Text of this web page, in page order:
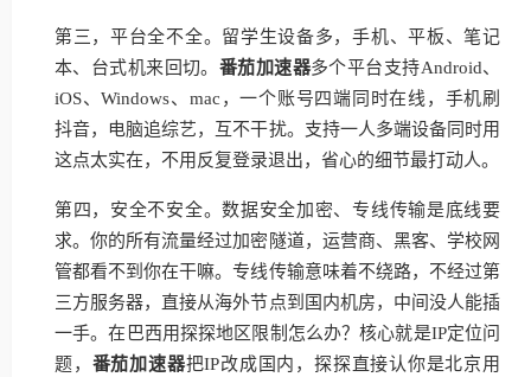
第三，平台全不全。留学生设备多，手机、平板、笔记
本、台式机来回切。 番茄加速器多个平台支持Android、
iOS、Windows、mac，一个账号四端同时在线，手机刷
抖音，电脑追综艺，互不干扰。支持一人多端设备同时用
这点太实在，不用反复登录退出，省心的细节最打动人。
第四，安全不安全。数据安全加密、专线传输是底线要
求。你的所有流量经过加密隧道，运营商、黑客、学校网
管都看不到你在干嘛。专线传输意味着不绕路，不经过第
三方服务器，直接从海外节点到国内机房，中间没人能插
一手。在巴西用探探地区限制怎么办？核心就是IP定位问
题， 番茄加速器把IP改成国内，探探直接认你是北京用